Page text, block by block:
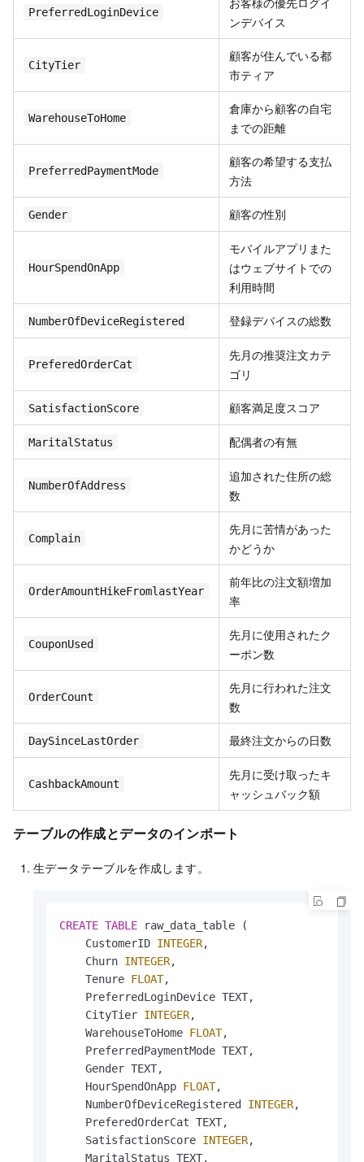
PreferredLoginDevice
ンデバイス
CityTier
顧客が住んでいる都
市ティア
WarehouseToHome
倉庫から顧客の自宅
までの距離
PreferredPaymentMode
顧客の希望する支払
方法
Gender 顧客の性別
HourSpendOnApp
モバイルアプリまた
はウェブサイトでの
利用時間
NumberOfDeviceRegistered 登録デバイスの総数
PreferedOrderCat
先月の推奨注文カテ
ゴリ
SatisfactionScore 顧客満足度スコア
MaritalStatus 配偶者の有無
NumberOfAddress
追加された住所の総
数
Complain
先月に苦情があった
かどうか
OrderAmountHikeFromlastYear
前年比の注文額増加
率
CouponUsed
先月に使用されたク
ーポン数
OrderCount
先月に行われた注文
数
DaySinceLastOrder 最終注文からの日数
CashbackAmount
先月に受け取ったキ
ャッシュバック額
テーブルの作成とデータのインポート
生データテーブルを作成します。
CREATE TABLE raw_data_table (
    CustomerID
INTEGER,
    Churn
INTEGER,
    Tenure
FLOAT,
    PreferredLoginDevice TEXT,
    CityTier
INTEGER,
    WarehouseToHome
FLOAT,
    PreferredPaymentMode TEXT,
    Gender TEXT,
    HourSpendOnApp
FLOAT,
    NumberOfDeviceRegistered
INTEGER,
    PreferedOrderCat TEXT,
    SatisfactionScore
INTEGER,
    MaritalStatus TEXT,